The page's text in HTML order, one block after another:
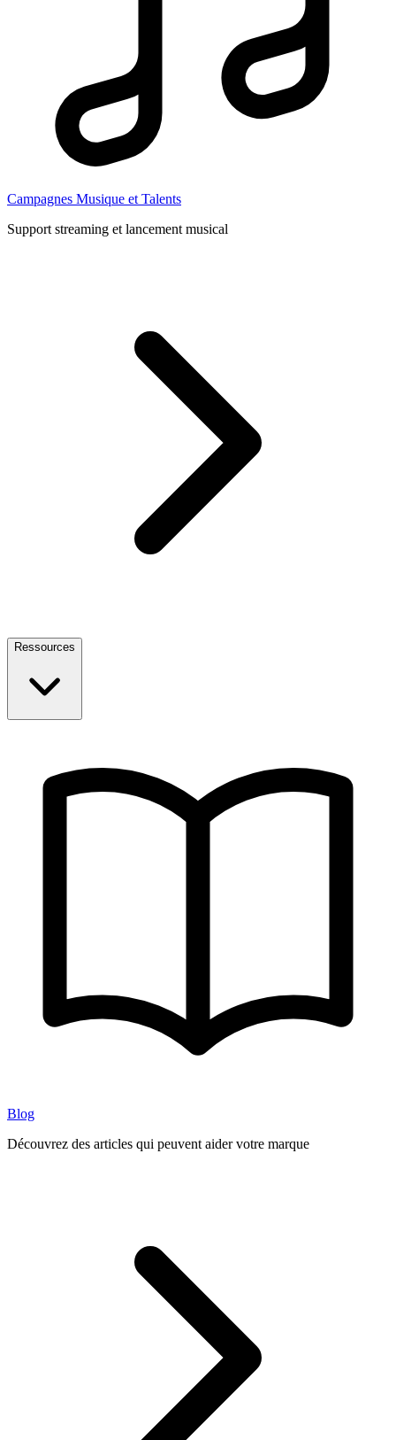
Campagnes Musique et Talents
Support streaming et lancement musical
Ressources
Blog
Découvrez des articles qui peuvent aider votre marque